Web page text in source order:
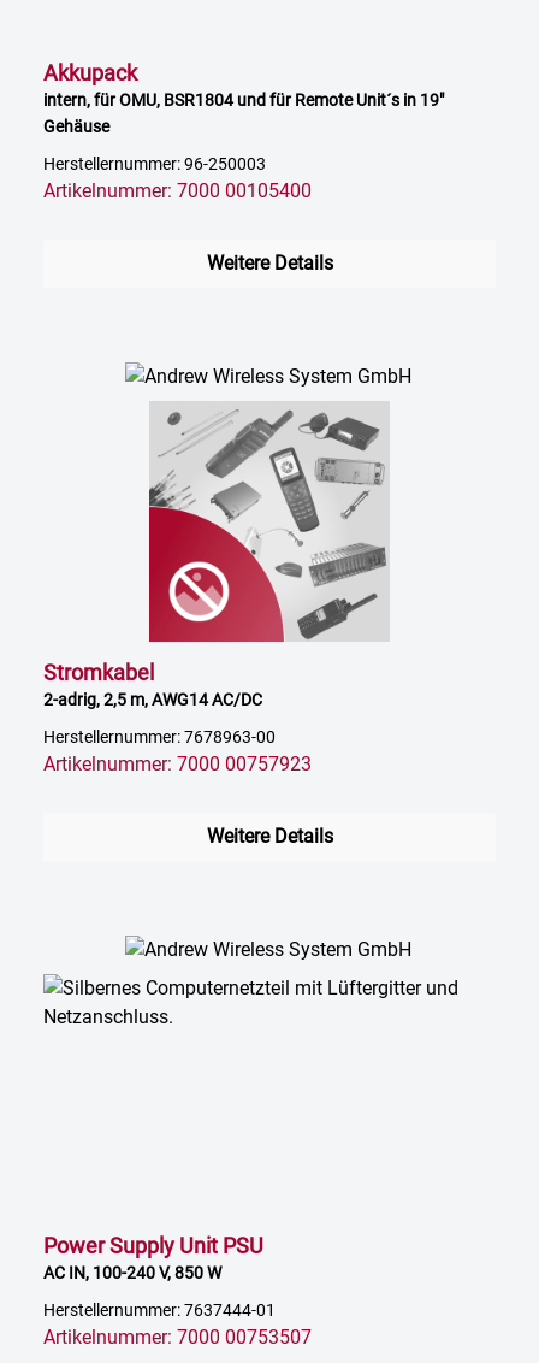
Akkupack
intern, für OMU, BSR1804 und für Remote Unit´s in 19"
Gehäuse
Herstellernummer: 96-250003
Artikelnummer: 7000 00105400
Weitere Details
Stromkabel
2-adrig, 2,5 m, AWG14 AC/DC
Herstellernummer: 7678963-00
Artikelnummer: 7000 00757923
Weitere Details
Power Supply Unit PSU
AC IN, 100-240 V, 850 W
Herstellernummer: 7637444-01
Artikelnummer: 7000 00753507